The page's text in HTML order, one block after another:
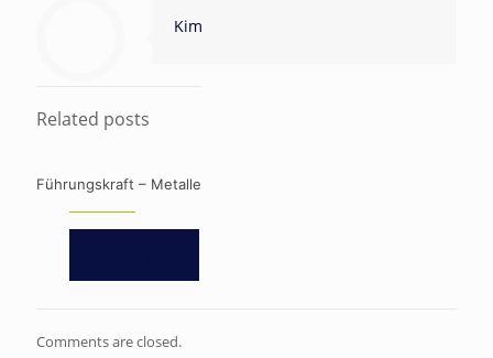
Kim
Related posts
Führungskraft – Metalle
Comments are closed.